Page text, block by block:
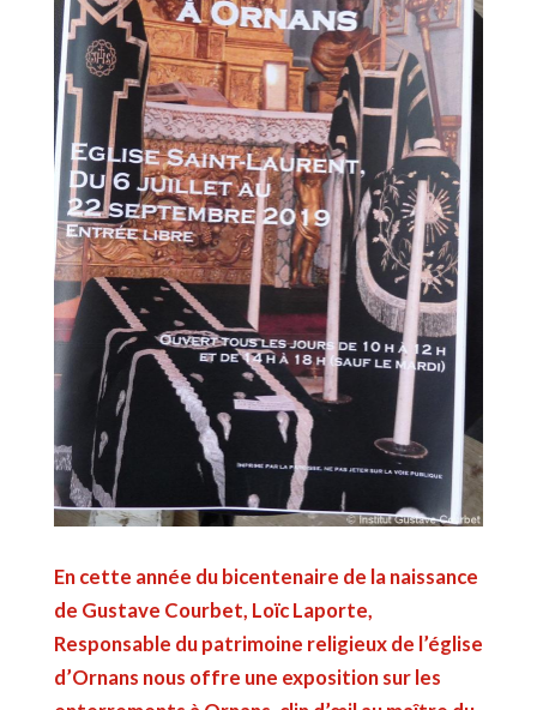
En cette année du bicentenaire de la naissance
de Gustave Courbet, Loïc Laporte,
Responsable du patrimoine religieux de l’église
d’Ornans nous offre une exposition sur les